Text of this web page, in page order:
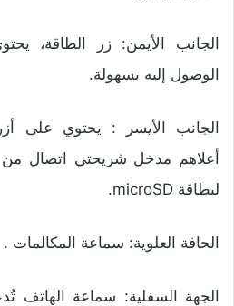
الجانب الأيمن: زر الطاقة،
الوصول إليه بسهولة.
الجانب الأيسر : يحتوي على
لبطاقة microSD.
الحافة العلوية: سماعة المكالمات .